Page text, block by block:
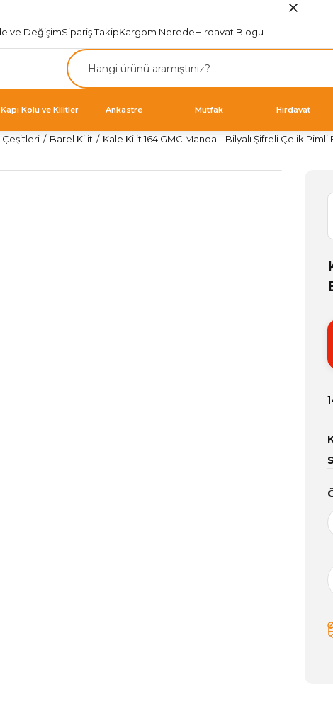
ve DeğişimSipariş TakipKargom NeredeHırdavat Blogu
Kapı Kolu ve Kilitler Ankastre Mutfak Hırdavat
Çeşitleri Barel Kilit Kale Kilit 164 GMC Mandallı Bilyalı Şifreli Çelik